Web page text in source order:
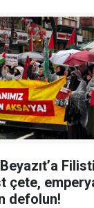
çete,
defolun!